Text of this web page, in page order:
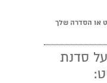
או הסדרה שלך
סדנת